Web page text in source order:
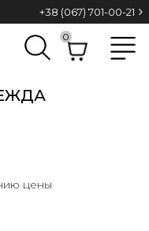
+38 (067) 701-00-21
0
цены